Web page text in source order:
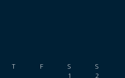
T F S S
1
2